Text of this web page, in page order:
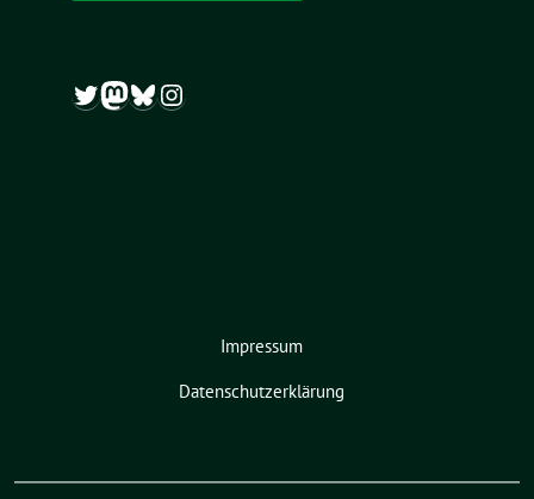
Twitter
Mastodon
Bluesky
Instagram
Impressum
Datenschutzerklärung